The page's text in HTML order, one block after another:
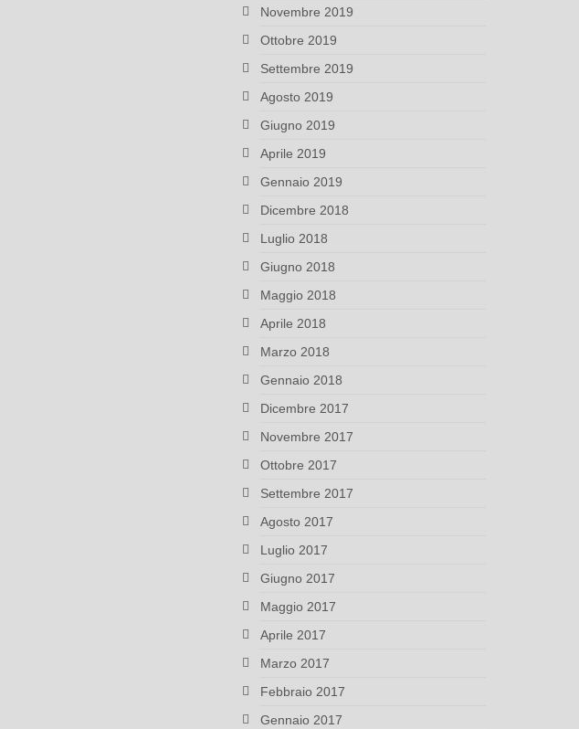
Novembre 2019
Ottobre 2019
Settembre 2019
Agosto 2019
Giugno 2019
Aprile 2019
Gennaio 2019
Dicembre 2018
Luglio 2018
Giugno 2018
Maggio 2018
Aprile 2018
Marzo 2018
Gennaio 2018
Dicembre 2017
Novembre 2017
Ottobre 2017
Settembre 2017
Agosto 2017
Luglio 2017
Giugno 2017
Maggio 2017
Aprile 2017
Marzo 2017
Febbraio 2017
Gennaio 2017